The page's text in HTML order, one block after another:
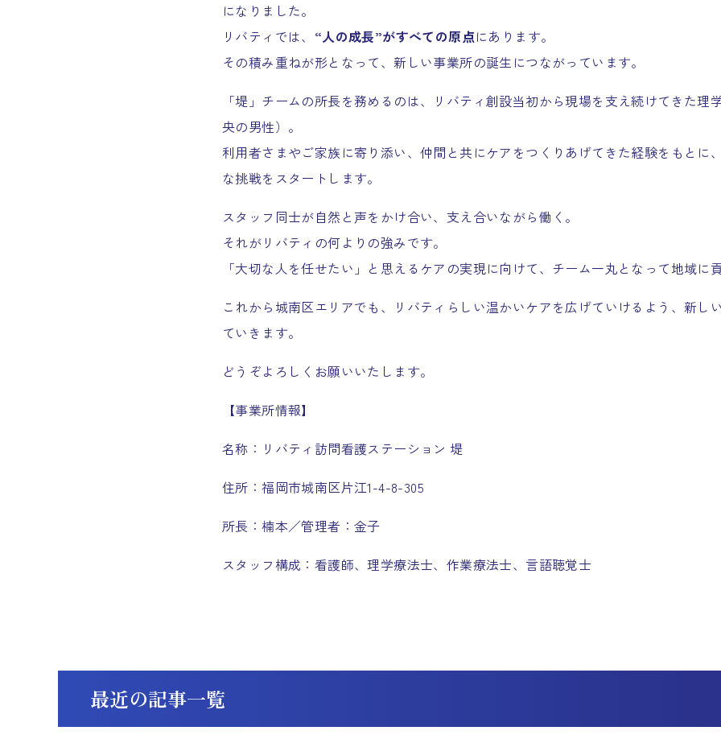
になりました。
リバティでは、 “人の成長”がすべての原点にあります。
その積み重ねが形となって、新しい事業所の誕生につながっています。
「堤」チームの所長を務めるのは、リバティ創設当初から現場を支え続けてきた理
央の男性）。
利用者さまやご家族に寄り添い、仲間と共にケアをつくりあげてきた経験をもとに
な挑戦をスタートします。
スタッフ同士が自然と声をかけ合い、支え合いながら働く。
それがリバティの何よりの強みです。
「大切な人を任せたい」と思えるケアの実現に向けて、チーム一丸となって地域に
これから城南区エリアでも、リバティらしい温かいケアを広げていけるよう、新し
ていきます。
どうぞよろしくお願いいたします。
【事業所情報】
名称：リバティ訪問看護ステーション 堤
住所：福岡市城南区片江1-4-8-305
所長：楠本／管理者：金子
スタッフ構成：看護師、理学療法士、作業療法士、言語聴覚士
最近の記事一覧